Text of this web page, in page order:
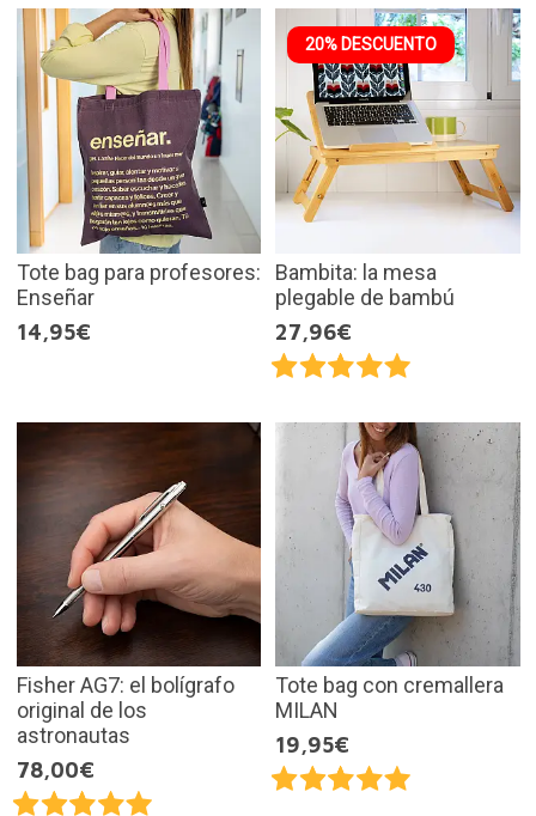
Tote bag para profesores:
Enseñar
14,95€
20% DESCUENTO
Bambita: la mesa
plegable de bambú
27,96€
Fisher AG7: el bolígrafo
original de los
astronautas
78,00€
Tote bag con cremallera
MILAN
19,95€